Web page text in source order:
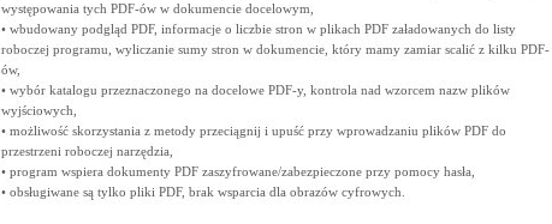
występowania tych PDF-ów w dokumencie docelowym,
• wbudowany podgląd PDF, informacje o liczbie stron w plikach PDF załadowanych do listy
roboczej programu, wyliczanie sumy stron w dokumencie, który mamy zamiar scalić z kilku PDF-
ów,
• wybór katalogu przeznaczonego na docelowe PDF-y, kontrola nad wzorcem nazw plików
wyjściowych,
• możliwość skorzystania z metody przeciągnij i upuść przy wprowadzaniu plików PDF do
przestrzeni roboczej narzędzia,
• program wspiera dokumenty PDF zaszyfrowane/zabezpieczone przy pomocy hasła,
• obsługiwane są tylko pliki PDF, brak wsparcia dla obrazów cyfrowych.